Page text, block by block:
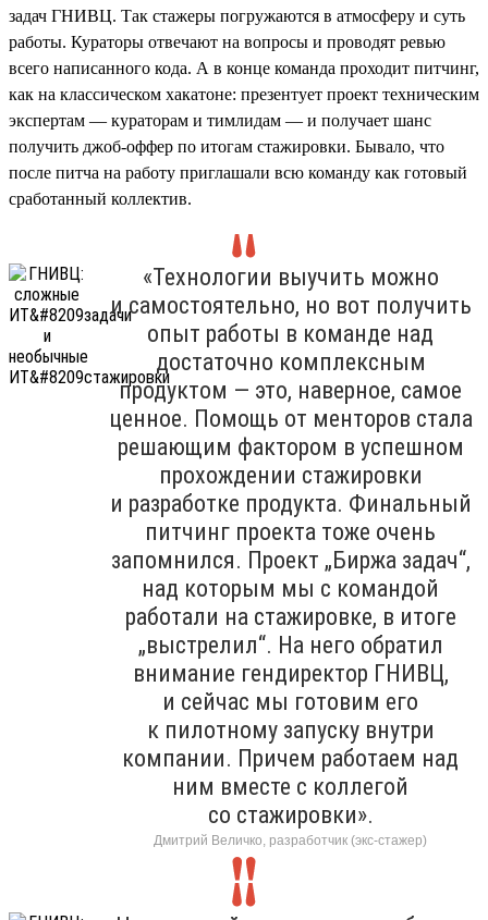
задач ГНИВЦ. Так стажеры погружаются в атмосферу и суть
работы. Кураторы отвечают на вопросы и проводят ревью
всего написанного кода. А в конце команда проходит питчинг,
как на классическом хакатоне: презентует проект техническим
экспертам — кураторам и тимлидам — и получает шанс
получить джоб-оффер по итогам стажировки. Бывало, что
после питча на работу приглашали всю команду как готовый
сработанный коллектив.
«Технологии выучить можно
и самостоятельно, но вот получить
опыт работы в команде над
достаточно комплексным
продуктом — это, наверное, самое
ценное. Помощь от менторов стала
решающим фактором в успешном
прохождении стажировки
и разработке продукта. Финальный
питчинг проекта тоже очень
запомнился. Проект „Биржа задач“,
над которым мы с командой
работали на стажировке, в итоге
„выстрелил“. На него обратил
внимание гендиректор ГНИВЦ,
и сейчас мы готовим его
к пилотному запуску внутри
компании. Причем работаем над
ним вместе с коллегой
со стажировки».
Дмитрий Величко, разработчик (экс-стажер)